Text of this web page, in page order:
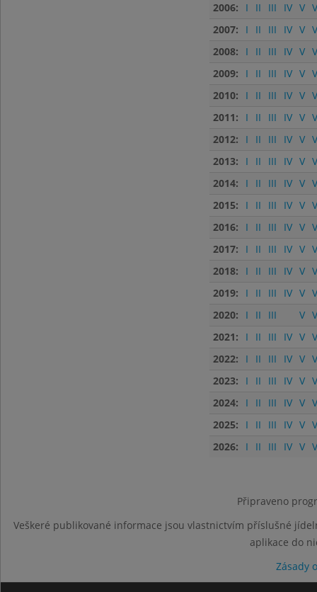
2006:
I II III IV V
2007:
I II III IV V
2008:
I II III IV V
2009:
I II III IV V
2010:
I II III IV V
2011:
I II III IV V
2012:
I II III IV V
2013:
I II III IV V
2014:
I II III IV V
2015:
I II III IV V
2016:
I II III IV V
2017:
I II III IV V
2018:
I II III IV V
2019:
I II III IV V
2020:
I II III V
2021:
I II III IV V
2022:
I II III IV V
2023:
I II III IV V
2024:
I II III IV V
2025:
I II III IV V
2026:
I II III IV V
Připraveno
Veškeré publikované informace jsou vlastnictvím příslušné
aplikace do
Zásady